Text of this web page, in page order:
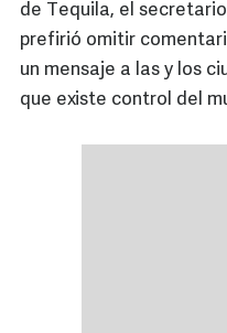
de Tequila, el
prefirió omitir
un mensaje a las y los
que existe control del